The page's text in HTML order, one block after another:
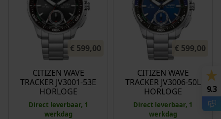
€ 599,00
CITIZEN WAVE
TRACKER JV3001-53E
HORLOGE
Direct leverbaar, 1
werkdag
€ 599,00
CITIZEN WAVE
TRACKER JV3006-50L
HORLOGE
Direct leverbaar, 1
werkdag
9.3